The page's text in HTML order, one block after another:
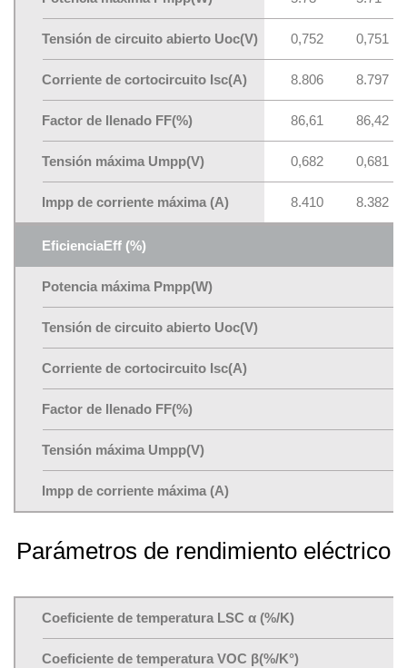
Tensión de circuito abierto Uoc(V) 0,752 0,751
Corriente de cortocircuito Isc(A) 8.806 8.797
Factor de llenado FF(%) 86,61 86,42
Tensión máxima Umpp(V) 0,682 0,681
Impp de corriente máxima (A) 8.410 8.382
EficienciaEff (%)
Potencia máxima Pmpp(W)
Tensión de circuito abierto Uoc(V)
Corriente de cortocircuito Isc(A)
Factor de llenado FF(%)
Tensión máxima Umpp(V)
Impp de corriente máxima (A)
Parámetros de rendimiento eléctrico
Coeficiente de temperatura LSC α (%/K)
Coeficiente de temperatura VOC β(%/K°)